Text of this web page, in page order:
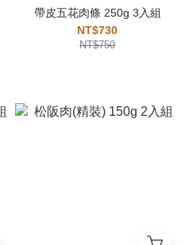
帶皮五花肉條 250g 3入組
NT$730
NT$750